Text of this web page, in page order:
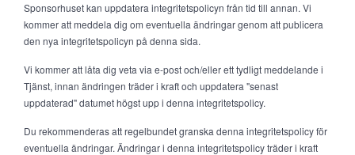
Sponsorhuset kan uppdatera integritetspolicyn från tid till annan. Vi
kommer att meddela dig om eventuella ändringar genom att publicera
den nya integritetspolicyn på denna sida.
Vi kommer att låta dig veta via e-post och/eller ett tydligt meddelande i
Tjänst, innan ändringen träder i kraft och uppdatera "senast
uppdaterad" datumet högst upp i denna integritetspolicy.
Du rekommenderas att regelbundet granska denna integritetspolicy för
eventuella ändringar. Ändringar i denna integritetspolicy träder i kraft